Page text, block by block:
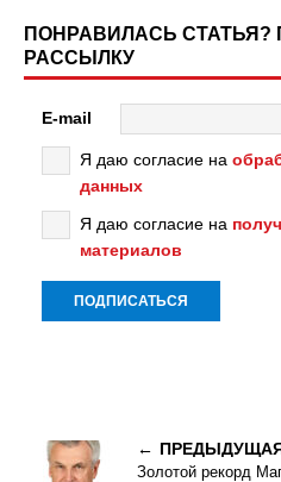
ПОНРАВИЛАСЬ
РАССЫЛКУ
E-mail
Я даю согласие на
данных
Я даю согласие на
материалов
Золотой рекорд